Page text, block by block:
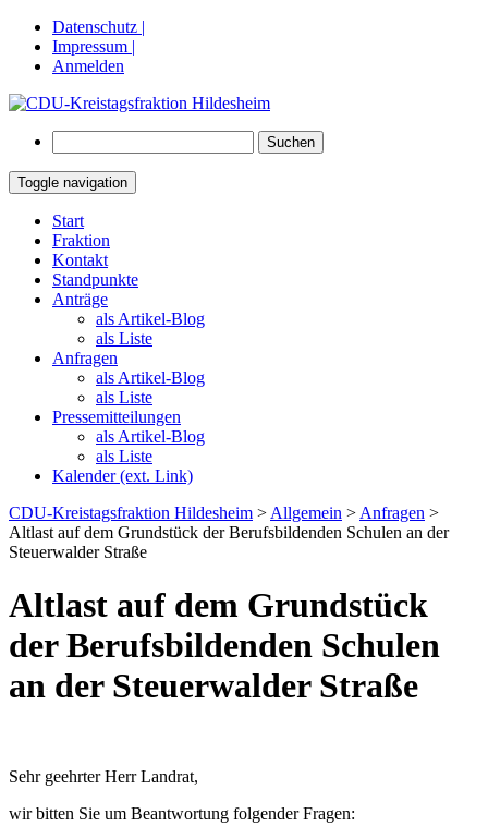
Datenschutz |
Impressum |
Anmelden
nach:
Toggle navigation
Springe
zum
Inhalt
Start
Fraktion
Kontakt
Standpunkte
Anträge
als Artikel-Blog
als Liste
Anfragen
als Artikel-Blog
als Liste
Pressemitteilungen
als Artikel-Blog
als Liste
Kalender (ext. Link)
CDU-Kreistagsfraktion Hildesheim > Allgemein > Anfragen >
Altlast auf dem Grundstück der Berufsbildenden Schulen an der
Steuerwalder Straße
Altlast auf dem Grundstück
der Berufsbildenden Schulen
an der Steuerwalder Straße
Sehr geehrter Herr Landrat,
wir bitten Sie um Beantwortung folgender Fragen: